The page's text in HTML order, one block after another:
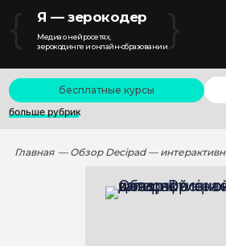
{ Я — зерокодер
Медиа о нейросетях,
зерокодинге и онлайн-образовании}
бесплатные курсы
больше рубрик
Главная — Обзор Decipad — интерактивной